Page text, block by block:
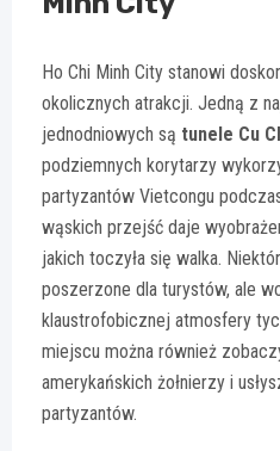
Ho Chi Minh City stanowi
okolicznych atrakcji. Jedną z
jednodniowych są tunele Cu
podziemnych korytarzy
partyzantów Vietcongu
wąskich przejść daje
jakich toczyła się walka.
poszerzone dla turystów, ale
klaustrofobicznej atmosfery
miejscu można również
amerykańskich żołnierzy i
partyzantów.